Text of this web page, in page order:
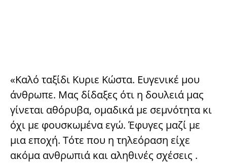
«Καλό ταξίδι Κυριε Κώστα. Ευγενικέ μου
άνθρωπε. Μας δίδαξες ότι η δουλειά μας
γίνεται αθόρυβα, ομαδικά με σεμνότητα κι
όχι με φουσκωμένα εγώ. Έφυγες μαζί με
μια εποχή. Τότε που η τηλεόραση είχε
ακόμα ανθρωπιά και αληθινές σχέσεις .